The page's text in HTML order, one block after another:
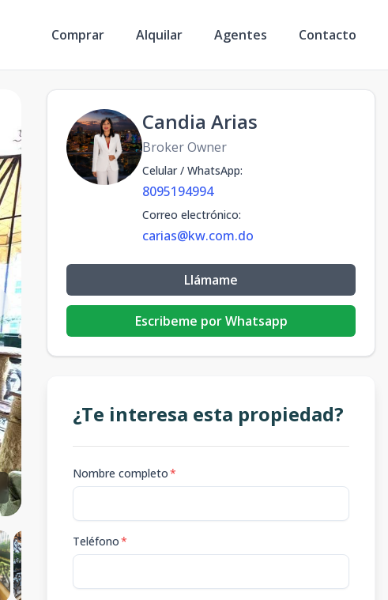
Comprar Alquilar Agentes Contacto
Candia Arias
Broker Owner
Celular / WhatsApp:
8095194994
Correo electrónico:
carias@kw.com.do
Llámame
Escribeme por Whatsapp
¿Te interesa esta propiedad?
Nombre completo*
Teléfono*